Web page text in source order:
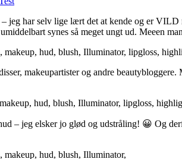
jeg har selv lige lært det at kende og er
synes så meget ungt ud. Meeen
makeupartister og andre
– jeg elsker jo glød og udstråling! 😀 Og